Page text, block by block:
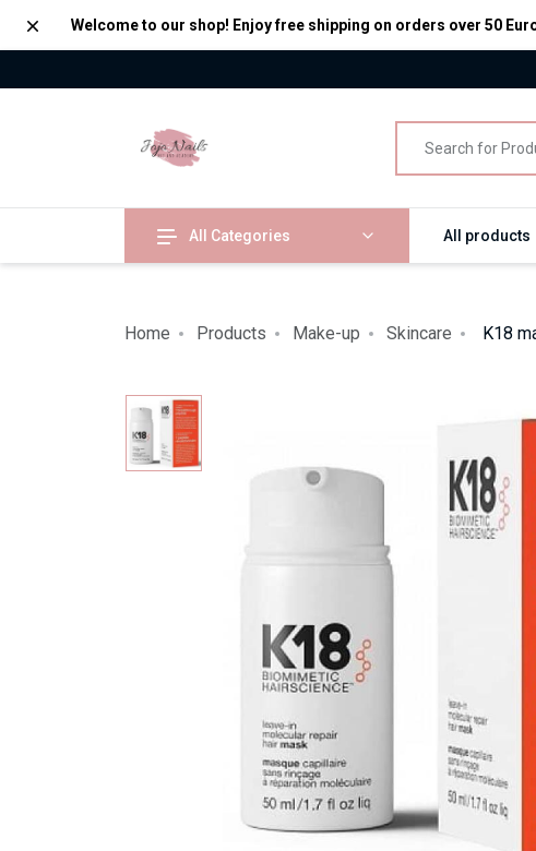
Welcome to our shop! Enjoy free shipping on orders over 50
Dismiss
All Categories All products
Home Products Make-up Skincare K18